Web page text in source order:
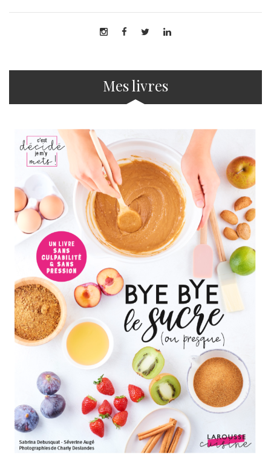
Mes livres